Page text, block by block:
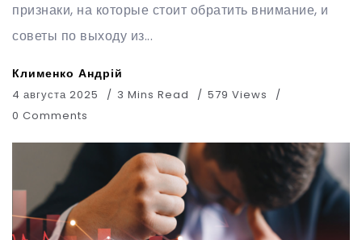
признаки, на которые стоит обратить внимание, и
советы по выходу из...
Клименко Андрій
4 августа 2025 3 Mins Read
579 Views
0 Comments